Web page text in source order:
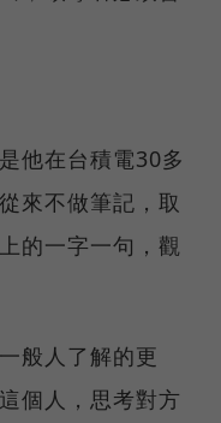
他在台積電30多
來不做筆記，取
的一字一句，觀
般人了解的更
個人，思考對方